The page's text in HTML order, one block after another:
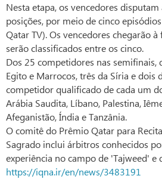
Nesta etapa, os vencedores
posições, por meio de cinco
Qatar TV). Os vencedores chegarão
serão classificados entre os cinco.
Dos 25 competidores nas semifinais,
Egito e Marrocos, três da Síria e dois
competidor qualificado de cada um
Arábia Saudita, Líbano, Palestina,
Afeganistão, Índia e Tanzânia.
O comitê do Prêmio Qatar para
Sagrado inclui árbitros conhecidos
experiência no campo de 'Tajweed' e
https://iqna.ir/en/news/3483191